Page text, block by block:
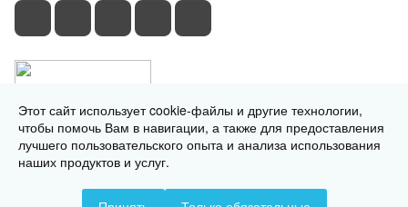
© 2026 © 2026 © СтальКрепеж - интернет-магазин
Этот сайт использует cookie-файлы и другие технологии,
чтобы помочь Вам в навигации, а также для предоставления
лучшего пользовательского опыта и анализа использования
наших продуктов и услуг.